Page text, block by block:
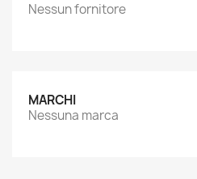
Nessun fornitore
MARCHI
Nessuna marca